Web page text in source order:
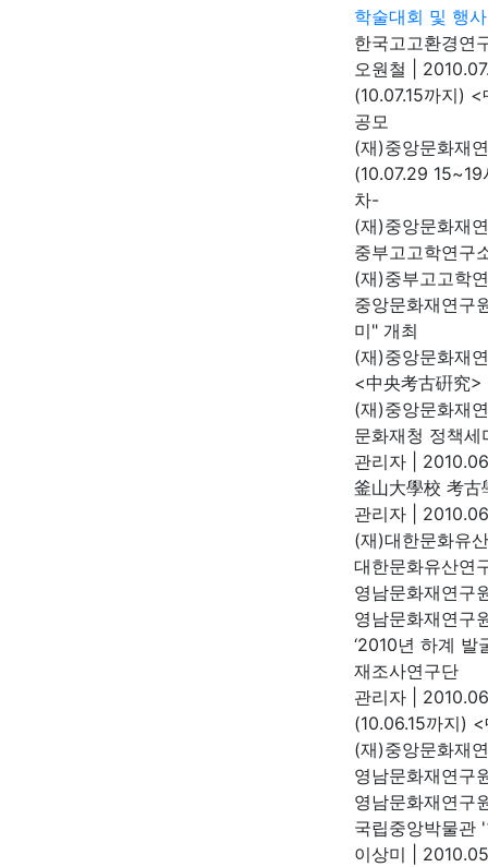
학술대회 및 행사
한국고고환경연
오원철
(10.07.15까지)
공모
(재)중앙문화재
(10.07.29
차-
(재)중앙문화재
중부고고학연구
(재)중부고고학
중앙문화재연구
미" 개최
(재)중앙문화재
<中央考古硏究
(재)중앙문화재
문화재청 정책세
관리자
釜山大學校 考古
관리자
(재)대한문화유
대한문화유산연
영남문화재연구
영남문화재연구
‘2010년 하계 발
재조사연구단
관리자
(10.06.15까지)
(재)중앙문화재
영남문화재연구
영남문화재연구
국립중앙박물관
이상미